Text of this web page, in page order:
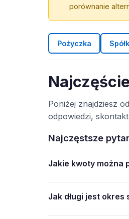
porównanie
Pożyczka
Poniżej znajdziesz
odpowiedzi,
Najczęstsze
Jakie kwoty można
Jak długi jest okres